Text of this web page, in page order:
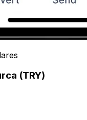
(TRY)